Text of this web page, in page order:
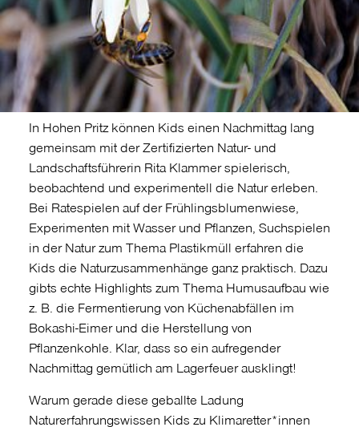
In Hohen Pritz können Kids einen Nachmittag lang
gemeinsam mit der Zertifizierten Natur- und
Landschaftsführerin Rita Klammer spielerisch,
beobachtend und experimentell die Natur erleben.
Bei Ratespielen auf der Frühlingsblumenwiese,
Experimenten mit Wasser und Pflanzen, Suchspielen
in der Natur zum Thema Plastikmüll erfahren die
Kids die Naturzusammenhänge ganz praktisch. Dazu
gibts echte Highlights zum Thema Humusaufbau wie
z. B. die Fermentierung von Küchenabfällen im
Bokashi-Eimer und die Herstellung von
Pflanzenkohle. Klar, dass so ein aufregender
Nachmittag gemütlich am Lagerfeuer ausklingt!
Warum gerade diese geballte Ladung
Naturerfahrungswissen Kids zu Klimaretter*innen